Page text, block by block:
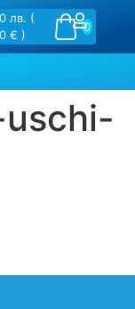
0
лв. (
€ )